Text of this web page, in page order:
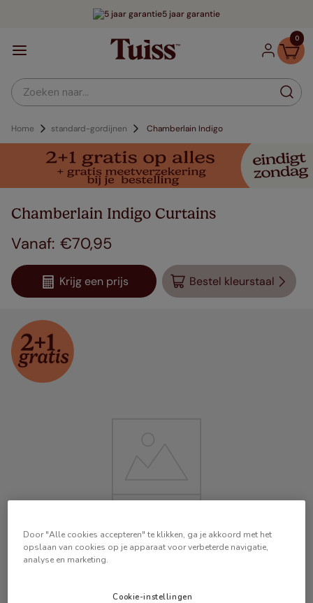
5 jaar garantie
0
Zoeken naar...
Home standard-gordijnen Chamberlain Indigo
Chamberlain Indigo Curtains
€70,95
Krijg een prijs Bestel kleurstaal
Door "Alle cookies accepteren" te klikken, ga je akkoord met het
opslaan van cookies op je apparaat voor verbeterde navigatie,
analyse en marketing.
Cookie-instellingen